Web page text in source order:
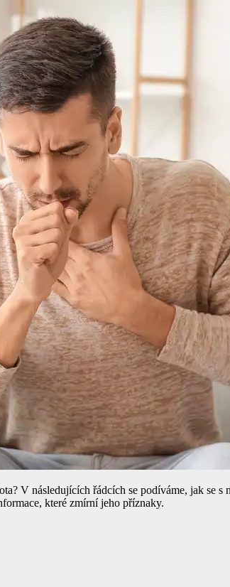
V následujících řádcích se podíváme, jak
které zmírní jeho příznaky.